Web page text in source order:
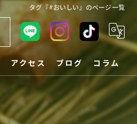
タグ『#おいしい』のページ一覧
アクセス ブログ コラム